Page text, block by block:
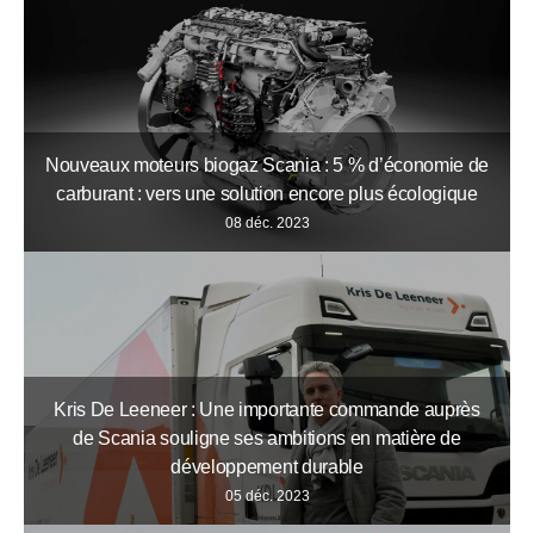
Nouveaux moteurs biogaz Scania : 5 % d’économie de
carburant : vers une solution encore plus écologique
08 déc. 2023
Kris De Leeneer : Une importante commande auprès
de Scania souligne ses ambitions en matière de
développement durable
05 déc. 2023